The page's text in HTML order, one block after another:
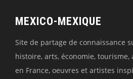
MEXICO-MEXIQUE
Site de partage de connaissance
histoire, arts, économie, tourisme,
en France, oeuvres et artistes